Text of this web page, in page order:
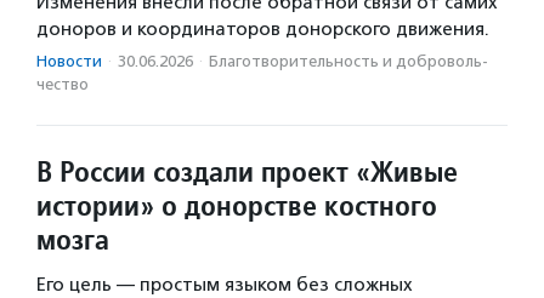
доноров и координаторов донорского движения.
Новости · 30.06.2026 · Благотвори­тель­ность и доброволь­
чест­во
В России создали проект «Живые
истории» о донорстве костного
мозга
Его цель — простым языком без сложных